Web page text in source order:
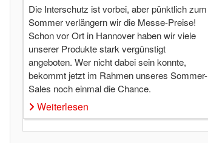
Die Interschutz ist vorbei, aber pünktlich zum
Sommer verlängern wir die Messe-Preise!
Schon vor Ort in Hannover haben wir viele
unserer Produkte stark vergünstigt
angeboten. Wer nicht dabei sein konnte,
bekommt jetzt im Rahmen unseres Sommer-
Sales noch einmal die Chance.
Weiterlesen